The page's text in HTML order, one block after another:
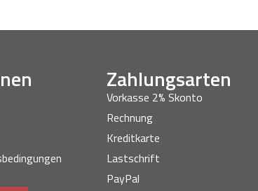
Zahlungsarten
Vorkasse 2% Skonto
Rechnung
Kreditkarte
Lastschrift
PayPal